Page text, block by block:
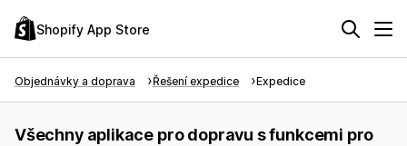
Shopify App Store
Objednávky a doprava Řešení expedice Expedice
Všechny aplikace pro dopravu s funkcemi pro